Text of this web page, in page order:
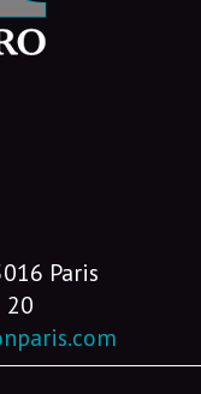
Paris
20